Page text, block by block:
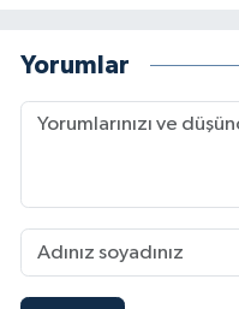
Yorumlar